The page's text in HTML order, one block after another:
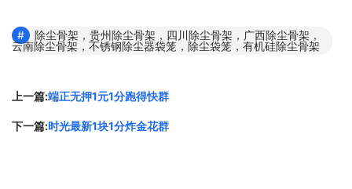
涤纶三防除尘滤袋具有较长的使用寿命，能够多次反复清洗
和使用，延长了滤袋的使用寿命，降低了使用成本。
3.适应性：
除尘骨架，贵州除尘骨架，四川除尘骨架，广西除尘骨架，
云南除尘骨架，不锈钢除尘器袋笼，除尘袋笼，有机硅除尘骨架
上一篇:端正无押1元1分跑得快群
下一篇:时光最新1块1分炸金花群